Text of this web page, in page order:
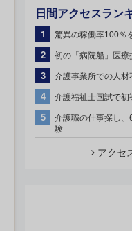
日間アクセスラン
1 驚異の稼働率100％
2 初の「病院船」医
3 介護事業所での人材
4 介護福祉士国試で
5
介護職の仕事探し
験
アクセ